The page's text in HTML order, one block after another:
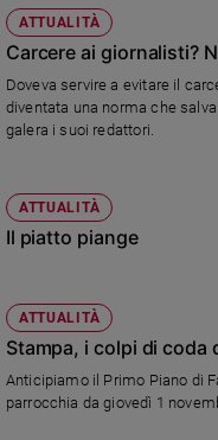
ATTUALITÀ
Carcere ai giornalisti?
Doveva servire a evitare il
diventata una norma che
galera i suoi redattori.
ATTUALITÀ
Il piatto piange
ATTUALITÀ
Stampa, i colpi di coda
Anticipiamo il Primo Piano di
parrocchia da giovedì 1